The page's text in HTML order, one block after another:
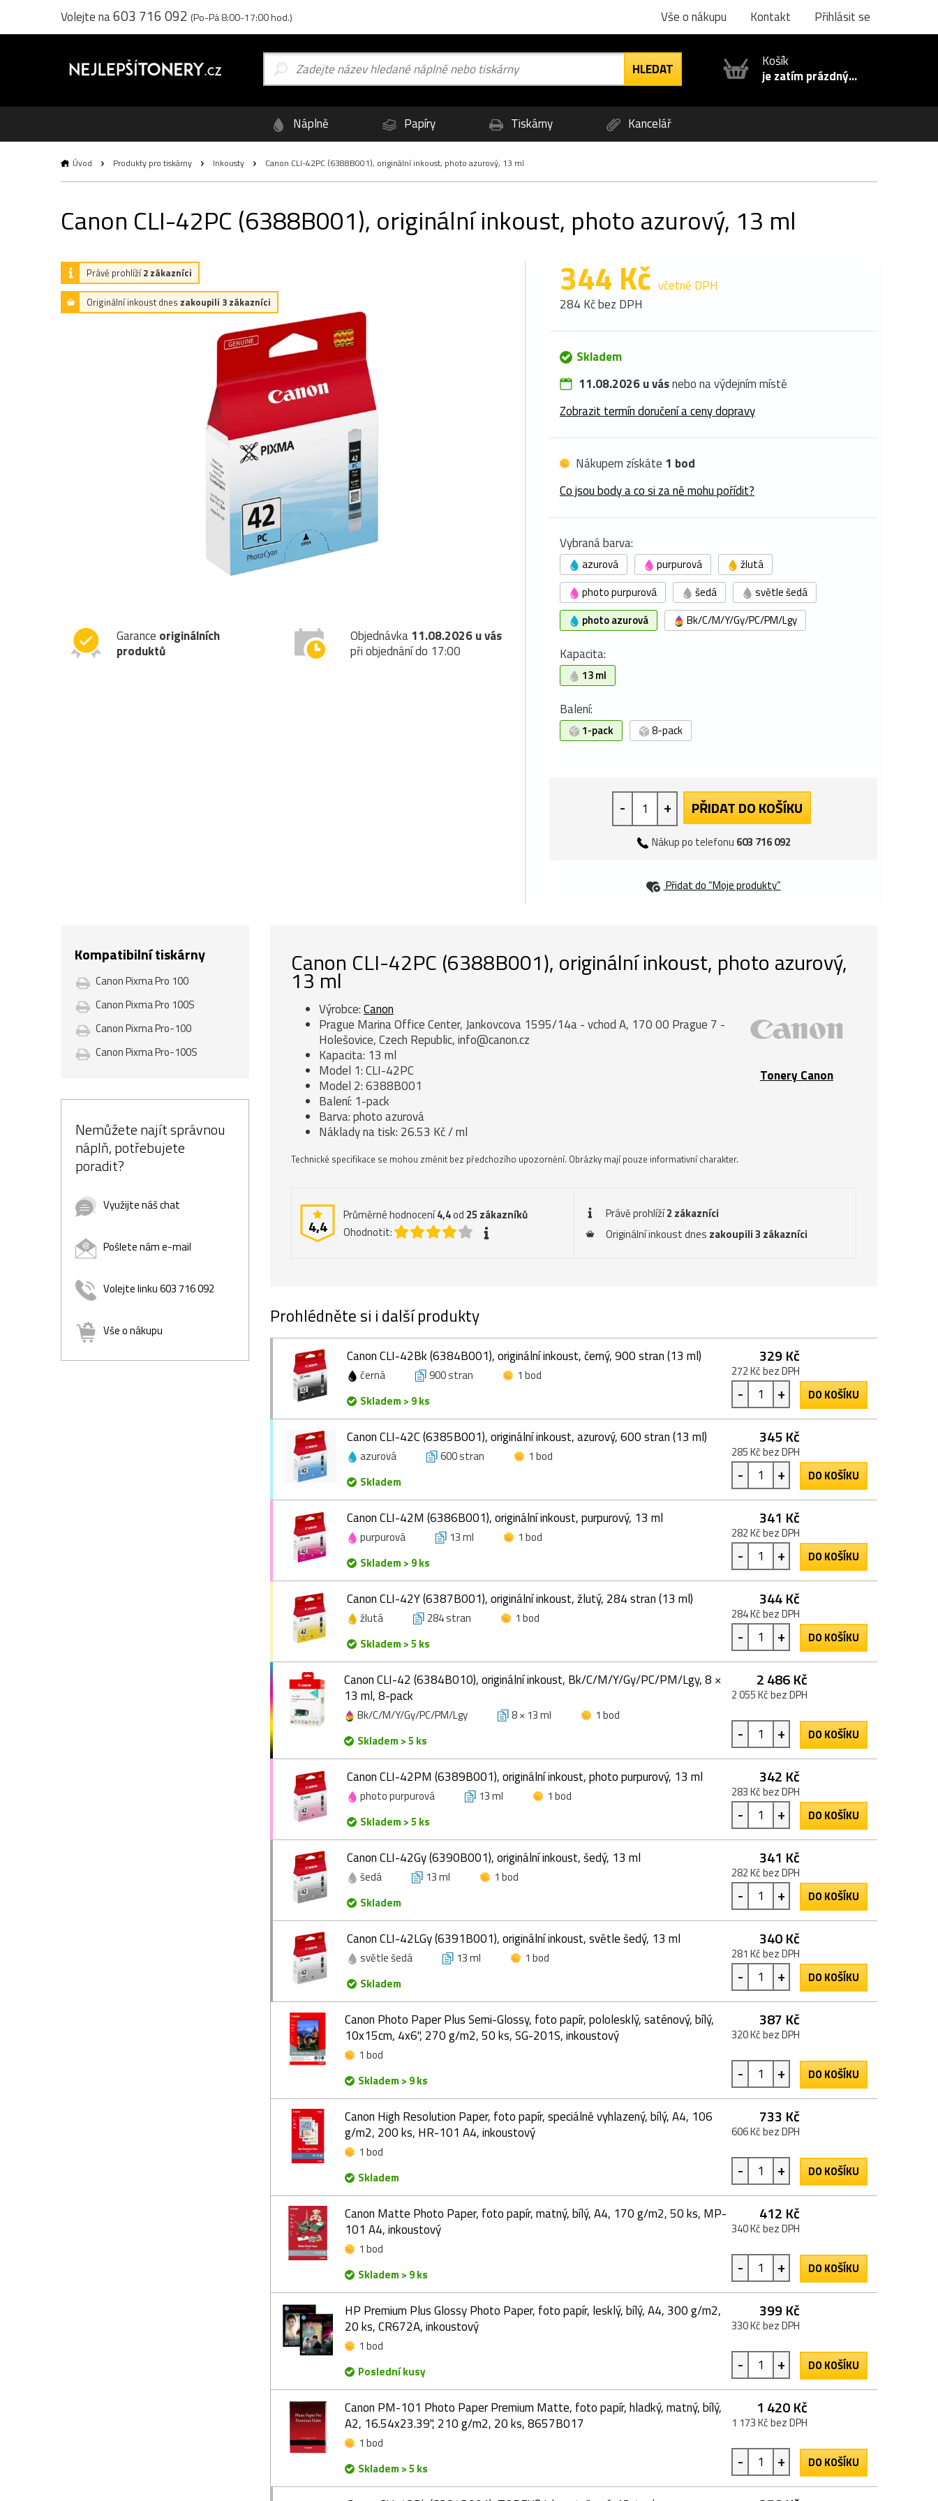
Volejte na603 716 092 (Po-Pá 8:00-17:00 hod.) Vše o nákupu Kontakt Přihlásit se
Košík
je zatím prázdný...
Náplně Papíry Tiskárny Kancelář
Úvod Produkty pro tiskárny Inkousty Canon CLI-42PC (6388B001), originální inkoust, photo azurový, 13 ml
Canon CLI-42PC (6388B001), originální inkoust, photo azurový, 13 ml
Právě prohlíží2 zákazníci
Originální inkoust dnes zakoupili 3 zákazníci
Garance originálních
produktů
Objednávka11.08.2026 u vás
při objednání do 17:00
344 Kč včetně DPH
284 Kč bez DPH
Skladem
11.08.2026 u vásnebo na výdejním místě
Zobrazit termín doručení a ceny dopravy
Nákupem získáte 1 bod
Co jsou body a co si za ně mohu pořídit?
Vybraná barva:
azurová purpurová
žlutá
photo purpurová
šedá
světle šedá
photo azurová
Bk/C/M/Y/Gy/PC/PM/Lgy
Kapacita:
13 ml
Balení:
1-pack 8-pack
- + PŘIDAT DO KOŠÍKU
Nákup po telefonu 603 716 092
Přidat do “Moje produkty”
Kompatibilní tiskárny
Canon Pixma Pro 100
Canon Pixma Pro 100S
Canon Pixma Pro-100
Canon Pixma Pro-100S
Nemůžete najít správnou
náplň, potřebujete
poradit?
Využijte náš chat
Pošlete nám e-mail
Volejte linku 603 716 092
Vše o nákupu
Canon CLI-42PC (6388B001), originální inkoust, photo azurový,
13 ml
Tonery Canon
Výrobce:Canon
Prague Marina Office Center, Jankovcova 1595/14a - vchod A, 170 00 Prague 7 -
Holešovice, Czech Republic, info@canon.cz
Kapacita: 13 ml
Model 1: CLI-42PC
Model 2: 6388B001
Balení: 1-pack
Barva: photo azurová
Náklady na tisk: 26.53 Kč / ml
Technické specifikace se mohou změnit bez předchozího upozornění. Obrázky mají pouze informativní charakter.
4,4
Průměrné hodnocení4,4od 25 zákazníků
Ohodnotit:
Právě prohlíží2 zákazníci
Originální inkoust dnes zakoupili 3 zákazníci
Prohlédněte si i další produkty
Canon CLI-42Bk (6384B001), originální inkoust, černý, 900 stran (13 ml)
černá 900 stran
1 bod
Skladem > 9 ks
329 Kč
272 Kč bez DPH
- + DO KOŠÍKU
Canon CLI-42C (6385B001), originální inkoust, azurový, 600 stran (13 ml)
azurová 600 stran
1 bod
Skladem
345 Kč
285 Kč bez DPH
- + DO KOŠÍKU
Canon CLI-42M (6386B001), originální inkoust, purpurový, 13 ml
purpurová 13 ml
1 bod
Skladem > 9 ks
341 Kč
282 Kč bez DPH
- + DO KOŠÍKU
Canon CLI-42Y (6387B001), originální inkoust, žlutý, 284 stran (13 ml)
žlutá 284 stran
1 bod
Skladem > 5 ks
344 Kč
284 Kč bez DPH
- + DO KOŠÍKU
Canon CLI-42 (6384B010), originální inkoust, Bk/C/M/Y/Gy/PC/PM/Lgy, 8 ×
13 ml, 8-pack
Bk/C/M/Y/Gy/PC/PM/Lgy 8 × 13 ml
1 bod
Skladem > 5 ks
2 486 Kč
2 055 Kč bez DPH
- + DO KOŠÍKU
Canon CLI-42PM (6389B001), originální inkoust, photo purpurový, 13 ml
photo purpurová 13 ml
1 bod
Skladem > 5 ks
342 Kč
283 Kč bez DPH
- + DO KOŠÍKU
Canon CLI-42Gy (6390B001), originální inkoust, šedý, 13 ml
šedá 13 ml
1 bod
Skladem
341 Kč
282 Kč bez DPH
- + DO KOŠÍKU
Canon CLI-42LGy (6391B001), originální inkoust, světle šedý, 13 ml
světle šedá 13 ml
1 bod
Skladem
340 Kč
281 Kč bez DPH
- + DO KOŠÍKU
Canon Photo Paper Plus Semi-Glossy, foto papír, pololesklý, saténový, bílý,
10x15cm, 4x6", 270 g/m2, 50 ks, SG-201S, inkoustový
1 bod
Skladem > 9 ks
387 Kč
320 Kč bez DPH
- + DO KOŠÍKU
Canon High Resolution Paper, foto papír, speciálně vyhlazený, bílý, A4, 106
g/m2, 200 ks, HR-101 A4, inkoustový
1 bod
Skladem
733 Kč
606 Kč bez DPH
- + DO KOŠÍKU
Canon Matte Photo Paper, foto papír, matný, bílý, A4, 170 g/m2, 50 ks, MP-
101 A4, inkoustový
1 bod
Skladem > 9 ks
412 Kč
340 Kč bez DPH
- + DO KOŠÍKU
HP Premium Plus Glossy Photo Paper, foto papír, lesklý, bílý, A4, 300 g/m2,
20 ks, CR672A, inkoustový
1 bod
Poslední kusy
399 Kč
330 Kč bez DPH
- + DO KOŠÍKU
Canon PM-101 Photo Paper Premium Matte, foto papír, hladký, matný, bílý,
A2, 16.54x23.39", 210 g/m2, 20 ks, 8657B017
1 bod
Skladem > 5 ks
1 420 Kč
1 173 Kč bez DPH
- + DO KOŠÍKU